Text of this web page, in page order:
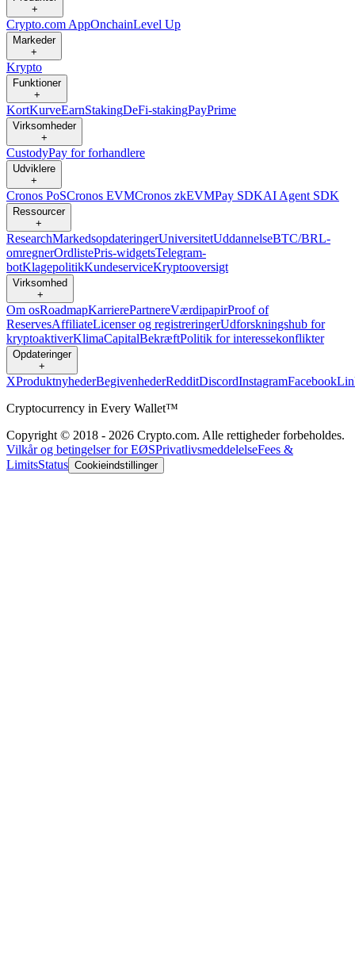
+
Crypto.com AppOnchainLevel Up
Markeder
+
Krypto
Funktioner
+
KortKurveEarnStakingDeFi-stakingPayPrime
Virksomheder
+
CustodyPay for forhandlere
Udviklere
+
Cronos PoSCronos EVMCronos zkEVMPay SDKAI Agent SDK
Ressourcer
+
ResearchMarkedsopdateringerUniversitetUddannelseBTC/BRL-
omregnerOrdlistePris-widgetsTelegram-
botKlagepolitikKundeserviceKryptooversigt
Virksomhed
+
Om osRoadmapKarrierePartnereVærdipapirProof of
ReservesAffiliateLicenser og registreringerUdforskningshub for
kryptoaktiverKlimaCapitalBekræftPolitik for interessekonflikter
Opdateringer
+
XProduktnyhederBegivenhederRedditDiscordInstagramFacebook
Cryptocurrency in Every Wallet™
Copyright © 2018 - 2026 Crypto.com. Alle rettigheder forbeholdes.
Vilkår og betingelser for EØSPrivatlivsmeddelelseFees &
LimitsStatus Cookieindstillinger